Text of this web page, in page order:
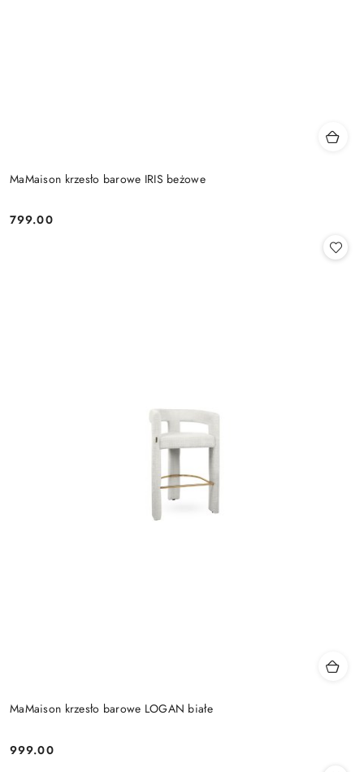
MaMaison krzesło barowe IRIS beżowe
Cena:
799.00
MaMaison krzesło barowe LOGAN białe
Cena:
999.00